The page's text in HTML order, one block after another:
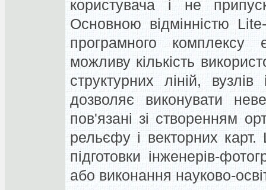
користувача і не
Основною відмінністю
програмного
можливу кількість
структурних ліній,
дозволяє виконувати
пов'язані зі створенням
рельєфу і векторних
підготовки інженерів-
або виконання науково-